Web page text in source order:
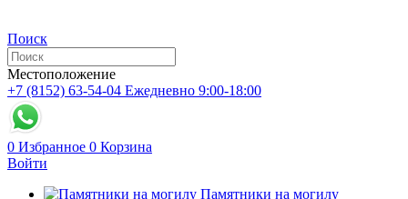
Поиск
Местоположение
+7 (8152) 63-54-04 Ежедневно 9:00-18:00
0 Избранное 0 Корзина
Войти
Памятники на могилу